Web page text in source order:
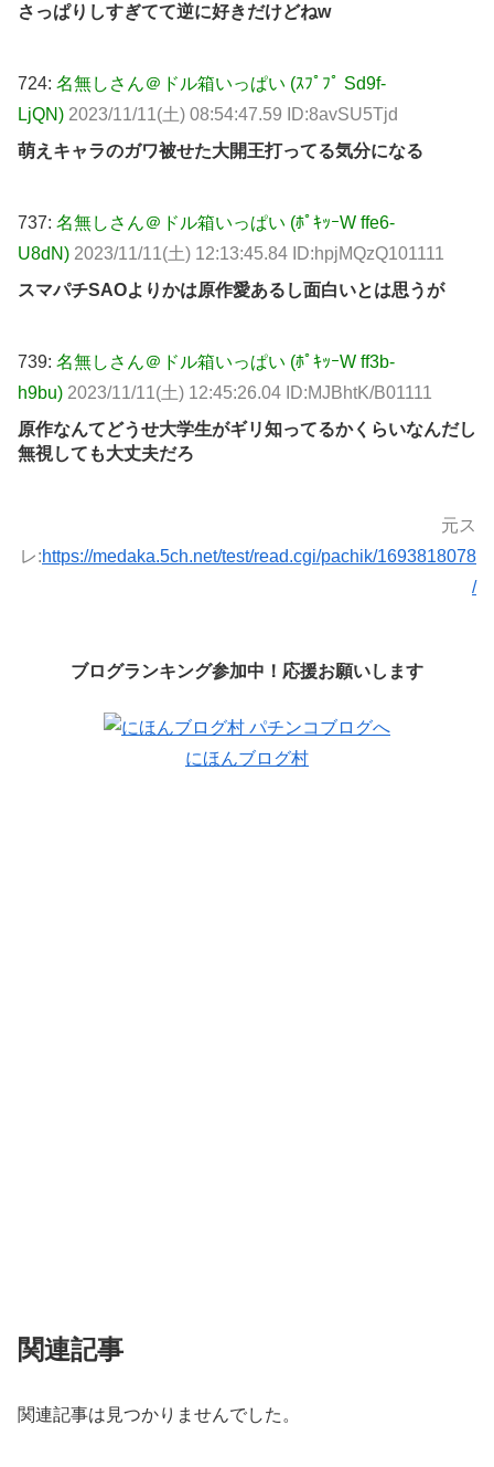
さっぱりしすぎてて逆に好きだけどねw
724: 名無しさん＠ドル箱いっぱい (ｽﾌﾟﾌﾟ Sd9f-
LjQN) 2023/11/11(土) 08:54:47.59 ID:8avSU5Tjd
萌えキャラのガワ被せた大開王打ってる気分になる
737: 名無しさん＠ドル箱いっぱい (ﾎﾟｷｯｰW ffe6-
U8dN) 2023/11/11(土) 12:13:45.84 ID:hpjMQzQ101111
スマパチSAOよりかは原作愛あるし面白いとは思うが
739: 名無しさん＠ドル箱いっぱい (ﾎﾟｷｯｰW ff3b-
h9bu) 2023/11/11(土) 12:45:26.04 ID:MJBhtK/B01111
原作なんてどうせ大学生がギリ知ってるかくらいなんだし
無視しても大丈夫だろ
元ス
レ:https://medaka.5ch.net/test/read.cgi/pachik/1693818078
/
ブログランキング参加中！応援お願いします
にほんブログ村
関連記事
関連記事は見つかりませんでした。